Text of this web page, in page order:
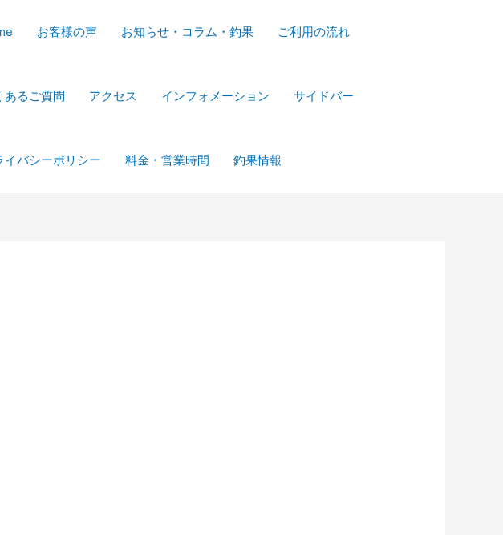
お客様の声 お知らせ・コラム・釣果 ご利用の流れ
あるご質問 アクセス インフォメーション サイドバー
イバシーポリシー 料金・営業時間 釣果情報